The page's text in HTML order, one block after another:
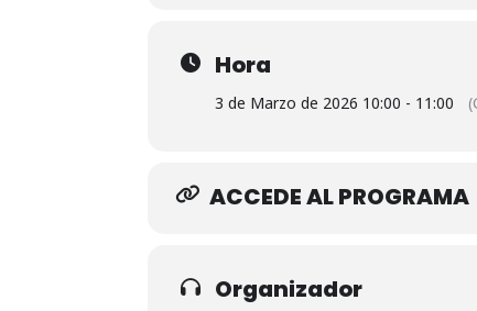
Hora
3 de Marzo de 2026 10:00 - 11:00
ACCEDE AL PROGRAMA
Organizador